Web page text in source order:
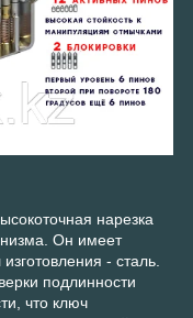
нарезка
Он имеет
- сталь.
подлинности
что ключ